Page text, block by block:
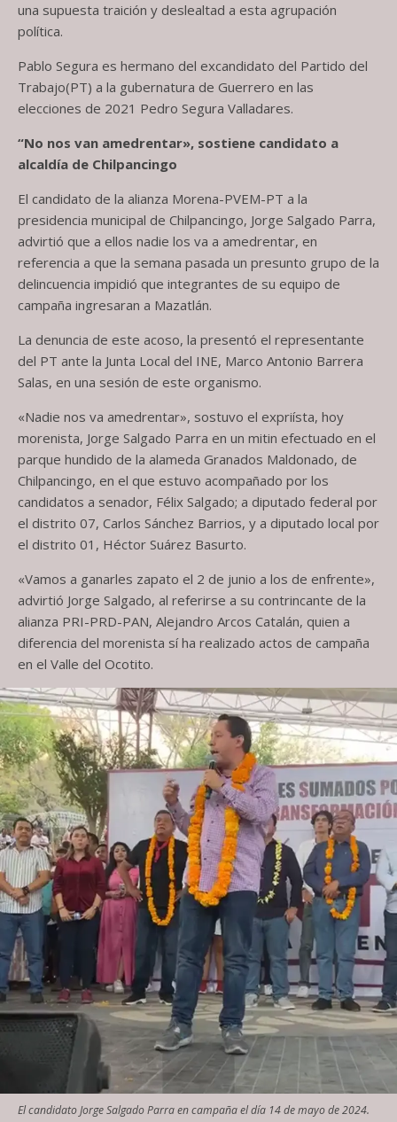
una supuesta traición y deslealtad a esta agrupación
política.
Pablo Segura es hermano del excandidato del Partido del
Trabajo(PT) a la gubernatura de Guerrero en las
elecciones de 2021 Pedro Segura Valladares.
“No nos van amedrentar», sostiene candidato a
alcaldía de Chilpancingo
El candidato de la alianza Morena-PVEM-PT a la
presidencia municipal de Chilpancingo, Jorge Salgado Parra,
advirtió que a ellos nadie los va a amedrentar, en
referencia a que la semana pasada un presunto grupo de la
delincuencia impidió que integrantes de su equipo de
campaña ingresaran a Mazatlán.
La denuncia de este acoso, la presentó el representante
del PT ante la Junta Local del INE, Marco Antonio Barrera
Salas, en una sesión de este organismo.
«Nadie nos va amedrentar», sostuvo el expriísta, hoy
morenista, Jorge Salgado Parra en un mitin efectuado en el
parque hundido de la alameda Granados Maldonado, de
Chilpancingo, en el que estuvo acompañado por los
candidatos a senador, Félix Salgado; a diputado federal por
el distrito 07, Carlos Sánchez Barrios, y a diputado local por
el distrito 01, Héctor Suárez Basurto.
«Vamos a ganarles zapato el 2 de junio a los de enfrente»,
advirtió Jorge Salgado, al referirse a su contrincante de la
alianza PRI-PRD-PAN, Alejandro Arcos Catalán, quien a
diferencia del morenista sí ha realizado actos de campaña
en el Valle del Ocotito.
El candidato Jorge Salgado Parra en campaña el día 14 de mayo de 2024.